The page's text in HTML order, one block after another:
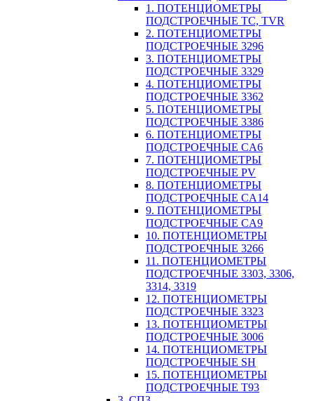
1. ПОТЕНЦИОМЕТРЫ
ПОДСТРОЕЧНЫЕ TC, TVR
2. ПОТЕНЦИОМЕТРЫ
ПОДСТРОЕЧНЫЕ 3296
3. ПОТЕНЦИОМЕТРЫ
ПОДСТРОЕЧНЫЕ 3329
4. ПОТЕНЦИОМЕТРЫ
ПОДСТРОЕЧНЫЕ 3362
5. ПОТЕНЦИОМЕТРЫ
ПОДСТРОЕЧНЫЕ 3386
6. ПОТЕНЦИОМЕТРЫ
ПОДСТРОЕЧНЫЕ CA6
7. ПОТЕНЦИОМЕТРЫ
ПОДСТРОЕЧНЫЕ PV
8. ПОТЕНЦИОМЕТРЫ
ПОДСТРОЕЧНЫЕ CA14
9. ПОТЕНЦИОМЕТРЫ
ПОДСТРОЕЧНЫЕ CA9
10. ПОТЕНЦИОМЕТРЫ
ПОДСТРОЕЧНЫЕ 3266
11. ПОТЕНЦИОМЕТРЫ
ПОДСТРОЕЧНЫЕ 3303, 3306,
3314, 3319
12. ПОТЕНЦИОМЕТРЫ
ПОДСТРОЕЧНЫЕ 3323
13. ПОТЕНЦИОМЕТРЫ
ПОДСТРОЕЧНЫЕ 3006
14. ПОТЕНЦИОМЕТРЫ
ПОДСТРОЕЧНЫЕ SH
15. ПОТЕНЦИОМЕТРЫ
ПОДСТРОЕЧНЫЕ Т93